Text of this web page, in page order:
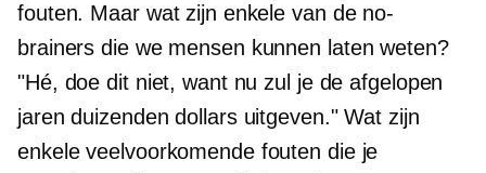
fouten. Maar wat zijn enkele van de no-
brainers die we mensen kunnen laten weten?
"Hé, doe dit niet, want nu zul je de afgelopen
jaren duizenden dollars uitgeven." Wat zijn
enkele veelvoorkomende fouten die je